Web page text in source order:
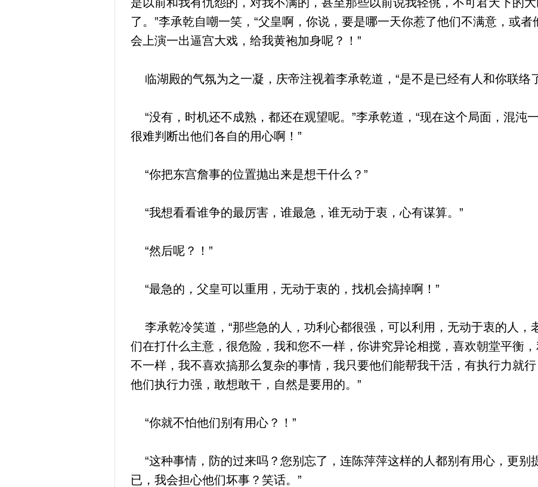
了。”李承乾自嘲一笑，“父皇啊，你说，要是哪一天你惹了他们不满意，或
会上演一出逼宫大戏，给我黄袍加身呢？！”
临湖殿的气氛为之一凝，庆帝注视着李承乾道，“是不是已经有人和你联络
“没有，时机还不成熟，都还在观望呢。”李承乾道，“现在这个局面，混沌
很难判断出他们各自的用心啊！”
“你把东宫詹事的位置抛出来是想干什么？”
“我想看看谁争的最厉害，谁最急，谁无动于衷，心有谋算。”
“然后呢？！”
“最急的，父皇可以重用，无动于衷的，找机会搞掉啊！”
李承乾冷笑道，“那些急的人，功利心都很强，可以利用，无动于衷的人，
们在打什么主意，很危险，我和您不一样，你讲究异论相搅，喜欢朝堂平衡
不一样，我不喜欢搞那么复杂的事情，我只要他们能帮我干活，有执行力就
他们执行力强，敢想敢干，自然是要用的。”
“你就不怕他们别有用心？！”
“这种事情，防的过来吗？您别忘了，连陈萍萍这样的人都别有用心，更别
已，我会担心他们坏事？笑话。”